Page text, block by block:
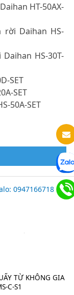
HT-50AX-
Daihan HS-
HS-30T-
SET
SET
50A-SET
0947166718
TỪ KHÔNG GIA
C-S1